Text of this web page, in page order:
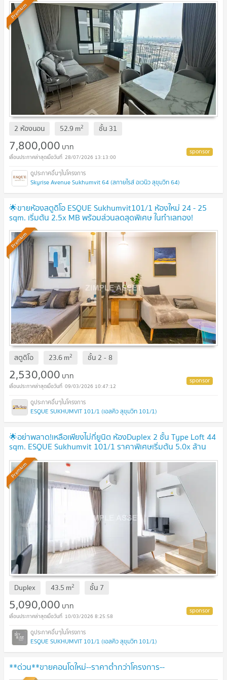
Premium
2 ห้องนอน 52.9 m2 ชั้น 31
7,800,000 บาท
28/07/2026 13:13:00
Skyrise Avenue Sukhumvit 64 (สกายไรส์ อเวนิว สุขุมวิท 64)
🌟ขายห้องสตูดิโอ ESQUE Sukhumvit101/1 ห้องใหม่ 24 - 25
sqm. เริ่มต้น 2.5x MB พร้อมส่วนลดสุดพิเศษ ในทำเลทอง!
Premium
สตูดิโอ 23.6m2 ชั้น 2 - 8
2,530,000 บาท
09/03/2026 10:47:12
ESQUE SUKHUMVIT 101/1 (เอสคิว สุขุมวิท 101/1)
🌟อย่าพลาด!เหลือเพียงไม่กี่ยูนิต ห้องDuplex 2 ชั้น Type Loft 44
sqm. ESQUE Sukhumvit 101/1 ราคาพิเศษเริ่มต้น 5.0x ล้าน
บาท พร้อมส่วนลดและของแถมมากมาย
Premium
Duplex 43.5 m2 ชั้น 7
5,090,000 บาท
10/03/2026 8:25:58
ESQUE SUKHUMVIT 101/1 (เอสคิว สุขุมวิท 101/1)
**ด่วน**ขายคอนโดใหม่--ราคาต่ำกว่าโครงการ--